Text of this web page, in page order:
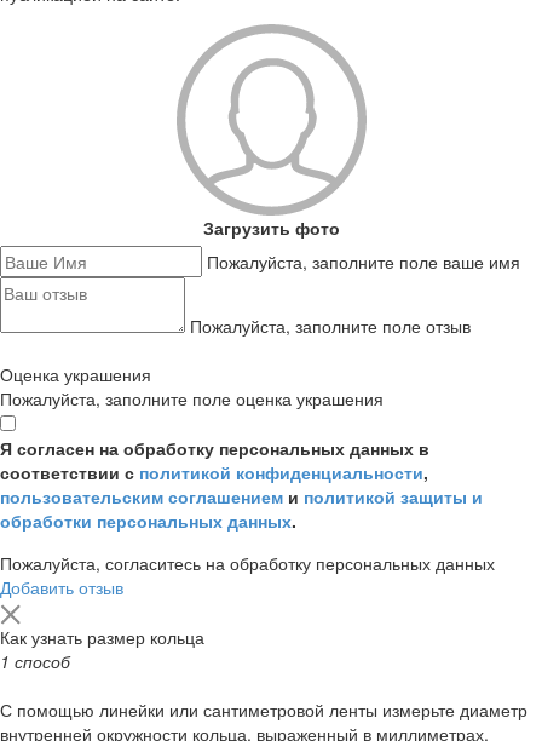
Загрузить фото
Пожалуйста, заполните поле ваше имя
Пожалуйста, заполните поле отзыв
Оценка украшения
Пожалуйста, заполните поле оценка украшения
Я согласен на обработку персональных данных в
соответствии с политикой конфиденциальности,
пользовательским соглашением и политикой защиты и
обработки персональных данных.
Пожалуйста, согласитесь на обработку персональных данных
Добавить отзыв
Как узнать размер кольца
1 способ
С помощью линейки или сантиметровой ленты измерьте диаметр
внутренней окружности кольца, выраженный в миллиметрах.